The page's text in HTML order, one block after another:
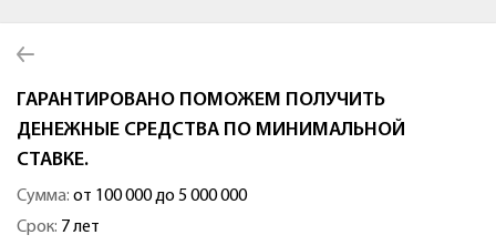
ГАРАНТИРОВАНО ПОМОЖЕМ ПОЛУЧИТЬ
ДЕНЕЖНЫЕ СРЕДСТВА ПО МИНИМАЛЬНОЙ
СТАВКЕ.
Сумма: от 100 000 до 5 000 000
Срок: 7 лет